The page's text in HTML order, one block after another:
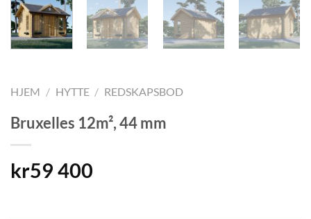
HJEM / HYTTE / REDSKAPSBOD
Bruxelles 12m², 44 mm
kr59 400